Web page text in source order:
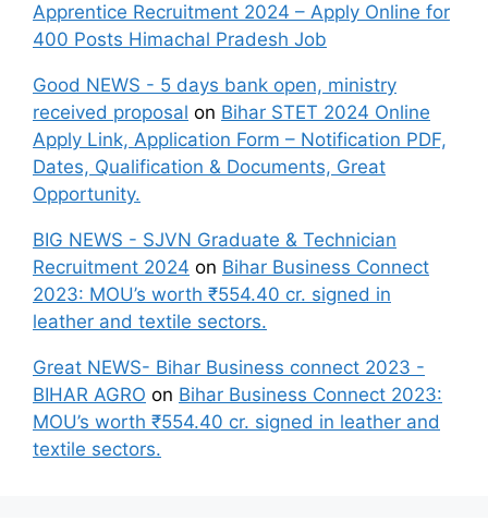
Apprentice Recruitment 2024 – Apply Online for
400 Posts Himachal Pradesh Job
Good NEWS - 5 days bank open, ministry
received proposal on Bihar STET 2024 Online
Apply Link, Application Form – Notification PDF,
Dates, Qualification & Documents, Great
Opportunity.
BIG NEWS - SJVN Graduate & Technician
Recruitment 2024 on Bihar Business Connect
2023: MOU’s worth ₹554.40 cr. signed in
leather and textile sectors.
Great NEWS- Bihar Business connect 2023 -
BIHAR AGRO on Bihar Business Connect 2023:
MOU’s worth ₹554.40 cr. signed in leather and
textile sectors.